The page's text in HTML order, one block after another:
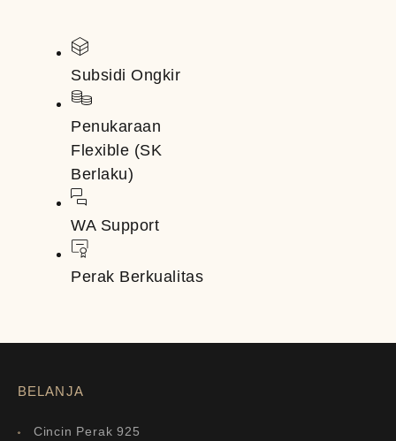
Subsidi Ongkir
Penukaraan
Flexible (SK
Berlaku)
WA Support
Perak Berkualitas
BELANJA
Cincin Perak 925